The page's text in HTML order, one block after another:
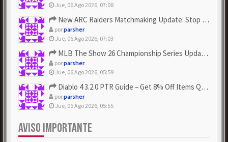
Jue, 06 Ago 2026, 07:08
New ARC Raiders Matchmaking Update: Stop Failed - Grab Bluep...
porparsher
Jue, 06 Ago 2026, 07:03
MLB The Show 26 Championship Series Update! Get Cheap & ...
porparsher
Jue, 06 Ago 2026, 05:59
Diablo 4 3.2.0 PTR Guide – Get 8% Off Items Quickly to Test ...
porparsher
Jue, 06 Ago 2026, 05:55
AVISO IMPORTANTE